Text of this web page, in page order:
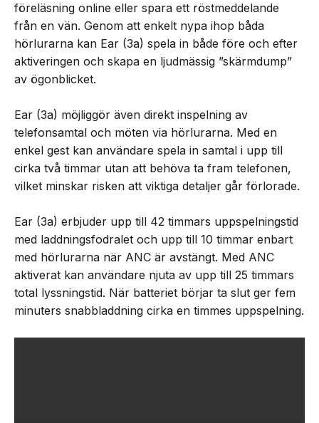
föreläsning online eller spara ett röstmeddelande
från en vän. Genom att enkelt nypa ihop båda
hörlurarna kan Ear (3a) spela in både före och efter
aktiveringen och skapa en ljudmässig ”skärmdump”
av ögonblicket.
Ear (3a) möjliggör även direkt inspelning av
telefonsamtal och möten via hörlurarna. Med en
enkel gest kan användare spela in samtal i upp till
cirka två timmar utan att behöva ta fram telefonen,
vilket minskar risken att viktiga detaljer går förlorade.
Ear (3a) erbjuder upp till 42 timmars uppspelningstid
med laddningsfodralet och upp till 10 timmar enbart
med hörlurarna när ANC är avstängt. Med ANC
aktiverat kan användare njuta av upp till 25 timmars
total lyssningstid. När batteriet börjar ta slut ger fem
minuters snabbladdning cirka en timmes uppspelning.